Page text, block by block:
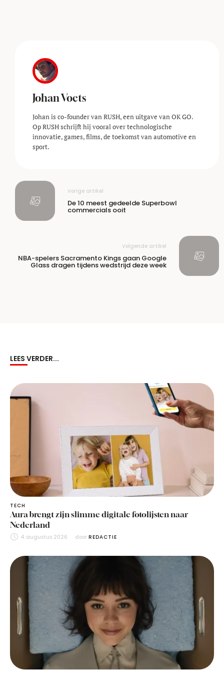
Johan Voets
Johan is co-founder van RUSH, een uitgave van OK GO.
Op RUSH schrijft hij vooral over technologische
innovatie, games, films, de toekomst van automotive en
sport.
Vorige artikel
De 10 meest gedeelde Superbowl
commercials ooit
Volgende artikel
NBA-spelers Sacramento Kings gaan Google
Glass dragen tijdens wedstrijd deze week
LEES VERDER...
TECH
Aura brengt zijn slimme digitale fotolijsten naar
Nederland
4 augustus 2026 door REDACTIE